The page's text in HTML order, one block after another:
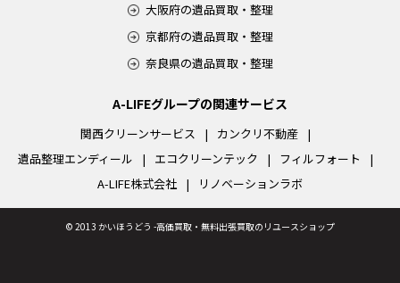
大阪府の遺品買取・整理
京都府の遺品買取・整理
奈良県の遺品買取・整理
A-LIFEグループの関連サービス
関西クリーンサービス
カンクリ不動産
遺品整理エンディール
エコクリーンテック
フィルフォート
A-LIFE株式会社
リノベーションラボ
© 2013 かいほうどう -高価買取・無料出張買取のリユースショップ